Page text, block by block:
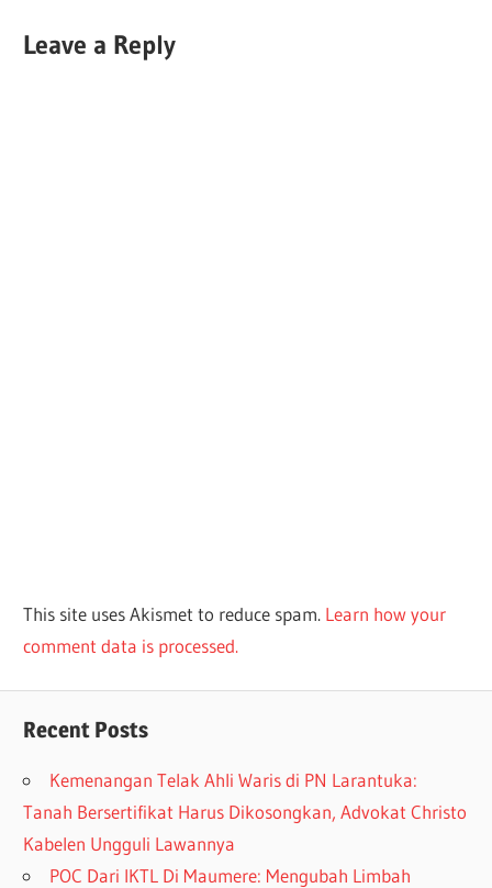
Leave a Reply
This site uses Akismet to reduce spam. Learn how your
comment data is processed.
Recent Posts
Kemenangan Telak Ahli Waris di PN Larantuka:
Tanah Bersertifikat Harus Dikosongkan, Advokat Christo
Kabelen Ungguli Lawannya
POC Dari IKTL Di Maumere: Mengubah Limbah